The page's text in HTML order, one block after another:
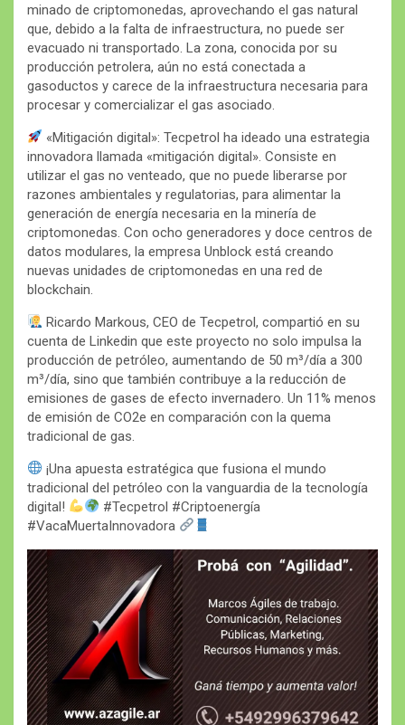
minado de criptomonedas, aprovechando el gas natural
que, debido a la falta de infraestructura, no puede ser
evacuado ni transportado. La zona, conocida por su
producción petrolera, aún no está conectada a
gasoductos y carece de la infraestructura necesaria para
procesar y comercializar el gas asociado.
«Mitigación digital»: Tecpetrol ha ideado una estrategia
innovadora llamada «mitigación digital». Consiste en
utilizar el gas no venteado, que no puede liberarse por
razones ambientales y regulatorias, para alimentar la
generación de energía necesaria en la minería de
criptomonedas. Con ocho generadores y doce centros de
datos modulares, la empresa Unblock está creando
nuevas unidades de criptomonedas en una red de
blockchain.
Ricardo Markous, CEO de Tecpetrol, compartió en su
cuenta de Linkedin que este proyecto no solo impulsa la
producción de petróleo, aumentando de 50 m³/día a 300
m³/día, sino que también contribuye a la reducción de
emisiones de gases de efecto invernadero. Un 11% menos
de emisión de CO2e en comparación con la quema
tradicional de gas.
¡Una apuesta estratégica que fusiona el mundo
tradicional del petróleo con la vanguardia de la tecnología
digital!
#Tecpetrol #Criptoenergía
#VacaMuertaInnovadora